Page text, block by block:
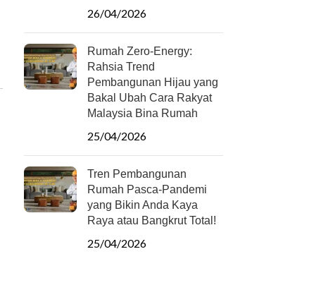
26/04/2026
Rumah Zero-Energy:
Rahsia Trend
Pembangunan Hijau yang
Bakal Ubah Cara Rakyat
Malaysia Bina Rumah
25/04/2026
Tren Pembangunan
Rumah Pasca-Pandemi
yang Bikin Anda Kaya
Raya atau Bangkrut Total!
25/04/2026